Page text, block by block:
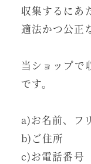
収集するにあ
適法かつ公正
当ショップで
です。
a)お名前、フ
b)ご住所
c)お電話番号